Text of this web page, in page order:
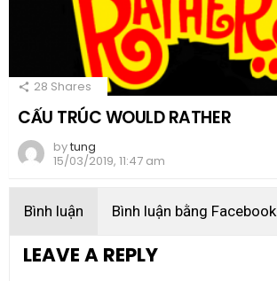
28 Shares
CẤU TRÚC WOULD RATHER
bytung
15/03/2019, 11:47 am
Bình luận Bình luận bằng Facebook
LEAVE A REPLY